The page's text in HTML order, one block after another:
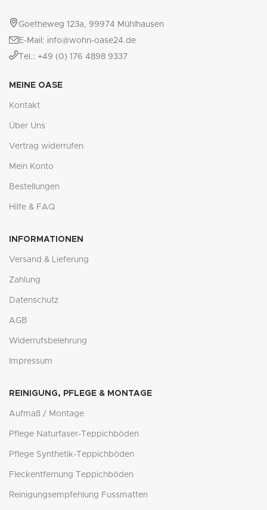
Goetheweg 123a, 99974 Mühlhausen
E-Mail: info@wohn-oase24.de
Tel.: +49 (0) 176 4898 9337
MEINE OASE
Kontakt
Über Uns
Vertrag widerrufen
Mein Konto
Bestellungen
Hilfe & FAQ
INFORMATIONEN
Versand & Lieferung
Zahlung
Datenschutz
AGB
Widerrufsbelehrung
Impressum
REINIGUNG, PFLEGE & MONTAGE
Aufmaß / Montage
Pflege Naturfaser-Teppichböden
Pflege Synthetik-Teppichböden
Fleckentfernung Teppichböden
Reinigungsempfehlung Fussmatten